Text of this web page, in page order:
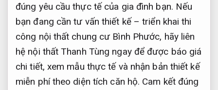
đúng yêu cầu thực tế của gia đình bạn. Nếu
bạn đang cần tư vấn thiết kế – triển khai thi
công nội thất chung cư Bình Phước, hãy liên
hệ nội thất Thanh Tùng ngay để được báo giá
chi tiết, xem mẫu thực tế và nhận bản thiết kế
miễn phí theo diện tích căn hộ. Cam kết đúng